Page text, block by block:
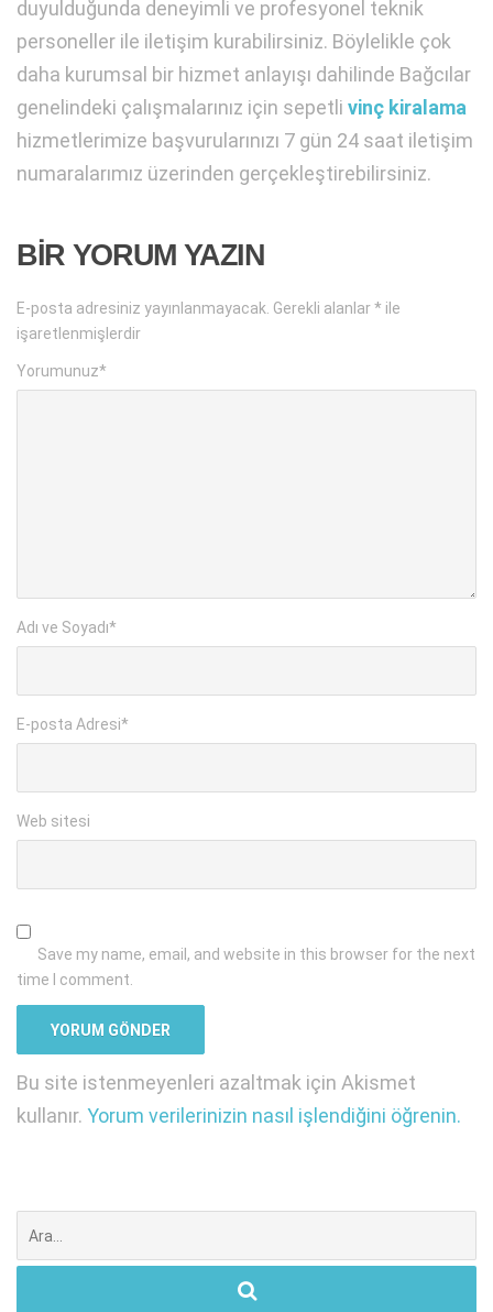
duyulduğunda deneyimli ve profesyonel teknik
personeller ile iletişim kurabilirsiniz. Böylelikle çok
daha kurumsal bir hizmet anlayışı dahilinde Bağcılar
genelindeki çalışmalarınız için sepetli vinç kiralama
hizmetlerimize başvurularınızı 7 gün 24 saat iletişim
numaralarımız üzerinden gerçekleştirebilirsiniz.
BIR YORUM YAZIN
E-posta adresiniz yayınlanmayacak. Gerekli alanlar* ile
işaretlenmişlerdir
Yorumunuz*
Adı ve Soyadı*
E-posta Adresi*
Web sitesi
Save my name, email, and website in this browser for the next
time I comment.
Bu site istenmeyenleri azaltmak için Akismet
kullanır. Yorum verilerinizin nasıl işlendiğini öğrenin.
ara: